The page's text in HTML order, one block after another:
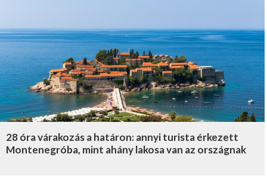
28 óra várakozás a határon: annyi turista érkezett
Montenegróba, mint ahány lakosa van az országnak